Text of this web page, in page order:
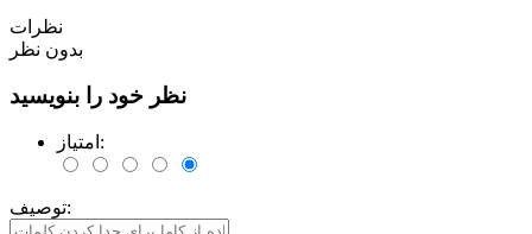
نظرات
بدون نظر
نظر خود را بنویسید
امتیاز:
توصیف: